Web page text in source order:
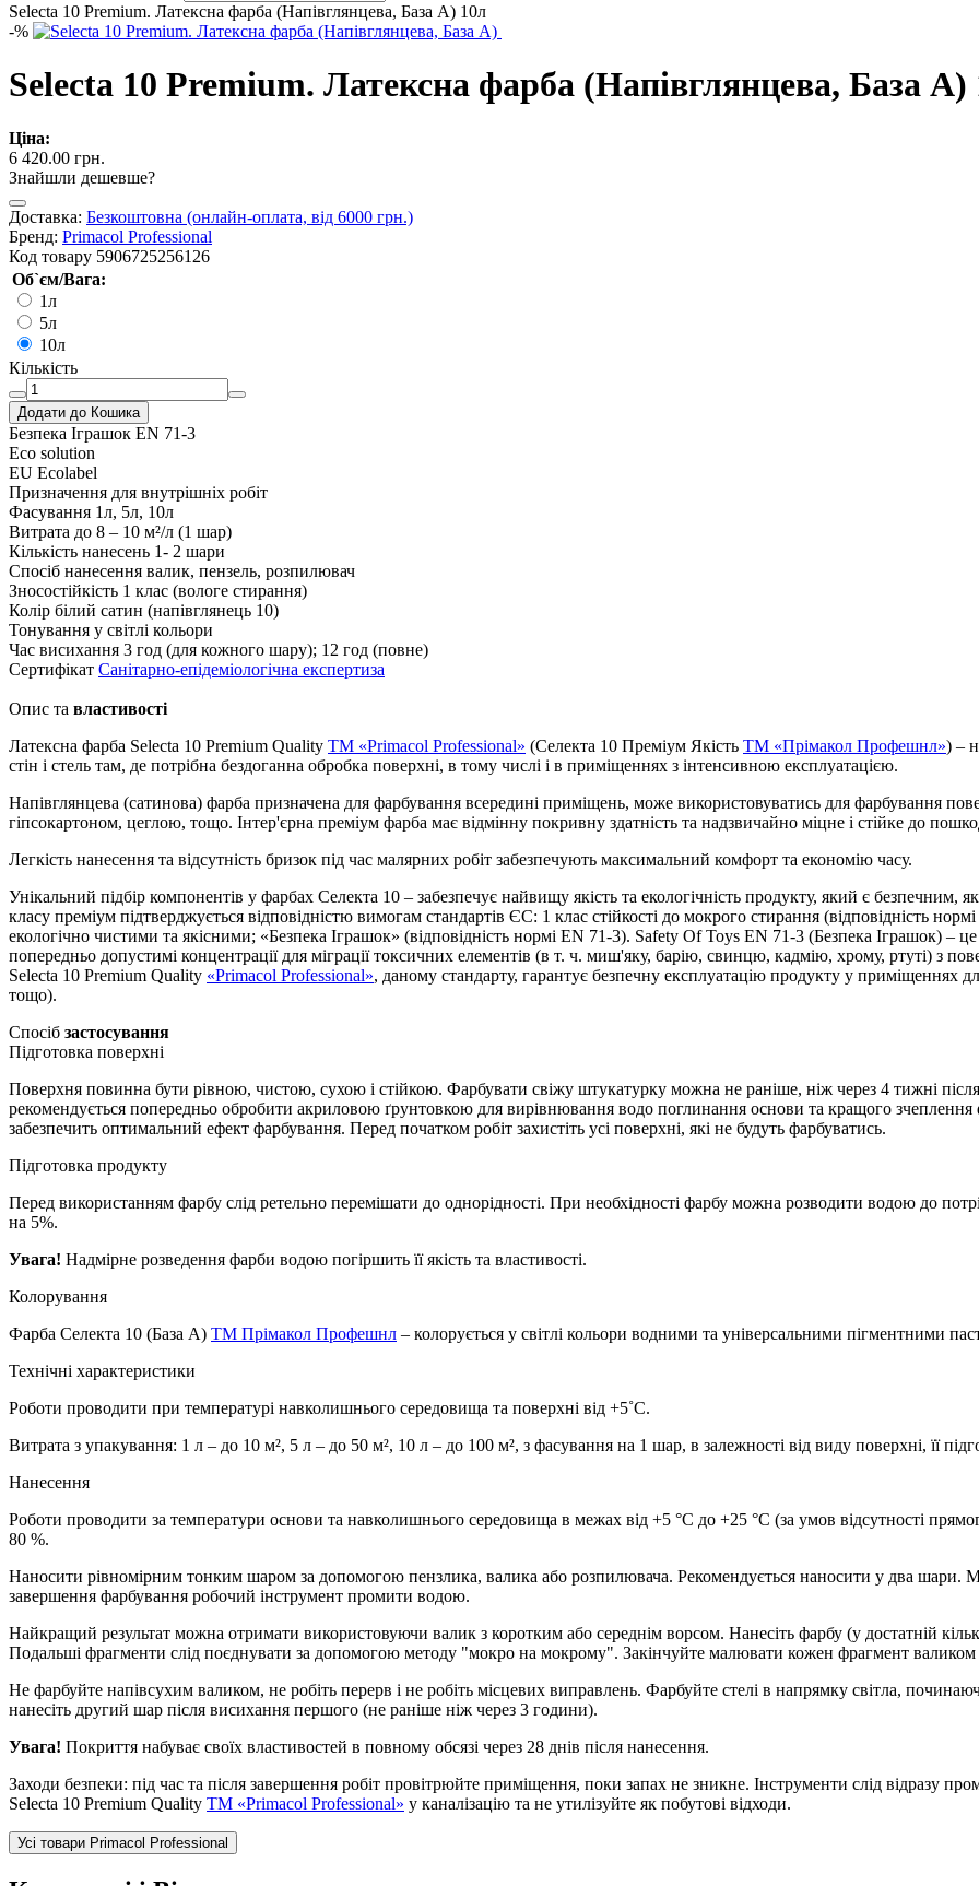
Selecta 10 Premium. Латексна фарба (Напівглянцева, База А) 10л
-%
Selecta 10 Premium. Латексна фарба (Напівглянцева, База А)
Ціна:
6 420.00 грн.
Знайшли дешевше?
Доставка: Безкоштовна (онлайн-оплата, від 6000 грн.)
Бренд: Primacol Professional
Код товару 5906725256126
Об`єм/Вага:
1л
5л
10л
Кількість
Додати до Кошика
Безпека Іграшок EN 71-3
Eco solution
EU Ecolabel
Призначення для внутрішніх робіт
Фасування 1л, 5л, 10л
Витрата до 8 – 10 м²/л (1 шар)
Кількість нанесень 1- 2 шари
Спосіб нанесення валик, пензель, розпилювач
Зносостійкість 1 клас (вологе стирання)
Колір білий сатин (напівглянець 10)
Тонування у світлі кольори
Час висихання 3 год (для кожного шару); 12 год (повне)
Сертифікат Санітарно-епідеміологічна експертиза
Опис та властивості
Латексна фарба Selecta 10 Premium Quality TM «Primacol Professional» (Селекта 10 Преміум Якість ТМ «Прімакол Профешнл») –
стін і стель там, де потрібна бездоганна обробка поверхні, в тому числі і в приміщеннях з інтенсивною експлуатацією.
Напівглянцева (сатинова) фарба призначена для фарбування всередині приміщень, може використовуватись для фарбування
гіпсокартоном, цеглою, тощо. Інтер'єрна преміум фарба має відмінну покривну здатність та надзвичайно міцне і стійке до
Легкість нанесення та відсутність бризок під час малярних робіт забезпечують максимальний комфорт та економію часу.
Унікальний підбір компонентів у фарбах Селекта 10 – забезпечує найвищу якість та екологічність продукту, який є безпечним,
класу преміум підтверджується відповідністю вимогам стандартів ЄС: 1 клас стійкості до мокрого стирання (відповідність
екологічно чистими та якісними; «Безпека Іграшок» (відповідність нормі EN 71-3). Safety Of Toys EN 71-3 (Безпека Іграшок) –
попередньо допустимі концентрації для міграції токсичних елементів (в т. ч. миш'яку, барію, свинцю, кадмію, хрому, ртуті) з
Selecta 10 Premium Quality «Primacol Professional», даному стандарту, гарантує безпечну експлуатацію продукту у приміщеннях
тощо).
Спосіб застосування
Підготовка поверхні
Поверхня повинна бути рівною, чистою, сухою і стійкою. Фарбувати свіжу штукатурку можна не раніше, ніж через 4 тижні
рекомендується попередньо обробити акриловою ґрунтовкою для вирівнювання водо поглинання основи та кращого
забезпечить оптимальний ефект фарбування. Перед початком робіт захистіть усі поверхні, які не будуть фарбуватись.
Підготовка продукту
Перед використанням фарбу слід ретельно перемішати до однорідності. При необхідності фарбу можна розводити водою до
на 5%.
Увага! Надмірне розведення фарби водою погіршить її якість та властивості.
Колорування
Фарба Селекта 10 (База А) ТМ Прімакол Профешнл – колорується у світлі кольори водними та універсальними пігментними
Технічні характеристики
Роботи проводити при температурі навколишнього середовища та поверхні від +5˚С.
Витрата з упакування: 1 л – до 10 м², 5 л – до 50 м², 10 л – до 100 м², з фасування на 1 шар, в залежності від виду поверхні, її
Нанесення
Роботи проводити за температури основи та навколишнього середовища в межах від +5 °С до +25 °С (за умов відсутності
80 %.
Наносити рівномірним тонким шаром за допомогою пензлика, валика або розпилювача. Рекомендується наносити у два шари.
завершення фарбування робочий інструмент промити водою.
Найкращий результат можна отримати використовуючи валик з коротким або середнім ворсом. Нанесіть фарбу (у достатній
Подальші фрагменти слід поєднувати за допомогою методу "мокро на мокрому". Закінчуйте малювати кожен фрагмент
Не фарбуйте напівсухим валиком, не робіть перерв і не робіть місцевих виправлень. Фарбуйте стелі в напрямку світла,
нанесіть другий шар після висихання першого (не раніше ніж через 3 години).
Увага! Покриття набуває своїх властивостей в повному обсязі через 28 днів після нанесення.
Заходи безпеки: під час та після завершення робіт провітрюйте приміщення, поки запах не зникне. Інструменти слід відразу
Selecta 10 Premium Quality TM «Primacol Professional» у каналізацію та не утилізуйте як побутові відходи.
Усі товари Primacol Professional